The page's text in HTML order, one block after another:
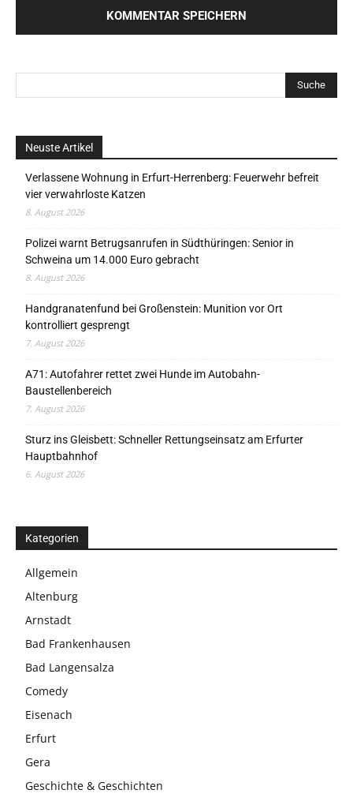
Neuste Artikel
Verlassene Wohnung in Erfurt-Herrenberg: Feuerwehr befreit
vier verwahrloste Katzen
8. August 2026
Polizei warnt Betrugsanrufen in Südthüringen: Senior in
Schweina um 14.000 Euro gebracht
8. August 2026
Handgranatenfund bei Großenstein: Munition vor Ort
kontrolliert gesprengt
7. August 2026
A71: Autofahrer rettet zwei Hunde im Autobahn-
Baustellenbereich
7. August 2026
Sturz ins Gleisbett: Schneller Rettungseinsatz am Erfurter
Hauptbahnhof
6. August 2026
Kategorien
Allgemein
Altenburg
Arnstadt
Bad Frankenhausen
Bad Langensalza
Comedy
Eisenach
Erfurt
Gera
Geschichte & Geschichten